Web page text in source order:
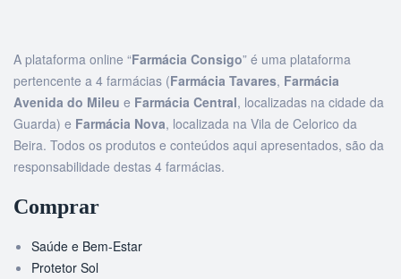
A plataforma online “Farmácia Consigo” é uma plataforma
pertencente a 4 farmácias (Farmácia Tavares, Farmácia
Avenida do Mileu e Farmácia Central, localizadas na cidade da
Guarda) e Farmácia Nova, localizada na Vila de Celorico da
Beira. Todos os produtos e conteúdos aqui apresentados, são da
responsabilidade destas 4 farmácias.
Comprar
Saúde e Bem-Estar
Protetor Sol